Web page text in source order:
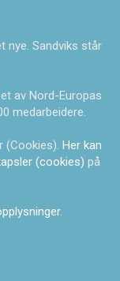
nye. Sandviks står
av Nord-Europas
medarbeidere.
(Cookies). Her kan
(cookies) på
.